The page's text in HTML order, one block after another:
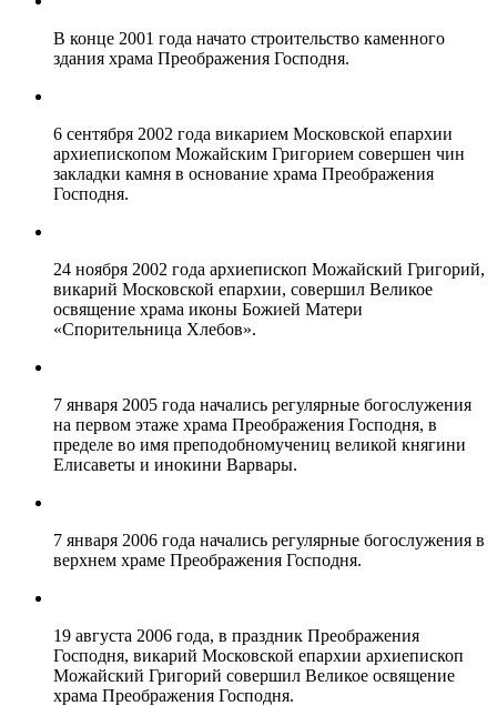
В конце 2001 года начато строительство каменного
здания храма Преображения Господня.
6 сентября 2002 года викарием Московской епархии
архиепископом Можайским Григорием совершен чин
закладки камня в основание храма Преображения
Господня.
24 ноября 2002 года архиепископ Можайский Григорий,
викарий Московской епархии, совершил Великое
освящение храма иконы Божией Матери
«Спорительница Хлебов».
7 января 2005 года начались регулярные богослужения
на первом этаже храма Преображения Господня, в
пределе во имя преподобномучениц великой княгини
Елисаветы и инокини Варвары.
7 января 2006 года начались регулярные богослужения в
верхнем храме Преображения Господня.
19 августа 2006 года, в праздник Преображения
Господня, викарий Московской епархии архиепископ
Можайский Григорий совершил Великое освящение
храма Преображения Господня.